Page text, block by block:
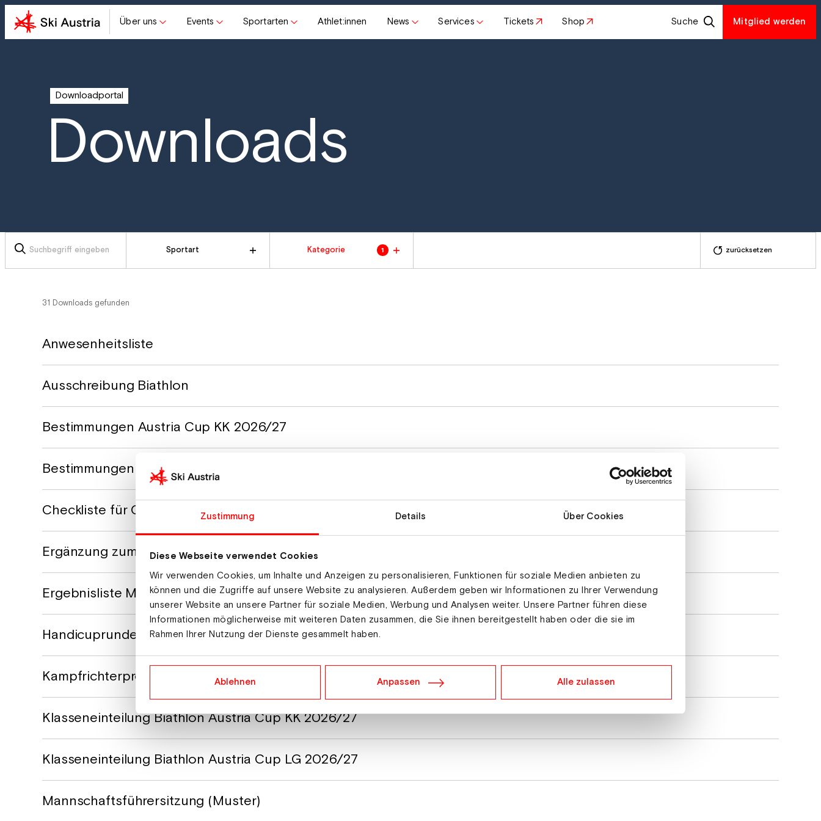
Zustimmung Details Über Cookies
Diese Webseite verwendet Cookies
Wir verwenden Cookies, um Inhalte und Anzeigen zu personalisieren, Funktionen für soziale Medien anbieten zu
können und die Zugriffe auf unsere Website zu analysieren. Außerdem geben wir Informationen zu Ihrer Verwendung
unserer Website an unsere Partner für soziale Medien, Werbung und Analysen weiter. Unsere Partner führen diese
Informationen möglicherweise mit weiteren Daten zusammen, die Sie ihnen bereitgestellt haben oder die sie im
Rahmen Ihrer Nutzung der Dienste gesammelt haben.
Ablehnen Anpassen Alle zulassen
Über uns Events Sportarten Athlet:innen News Services Tickets Shop Suche Mitglied werden
Downloadportal
Downloads
Sportart Kategorie 1 zurücksetzen
31 Downloads gefunden
Anwesenheitsliste
Ausschreibung Biathlon
Bestimmungen Austria Cup KK 2026/27
Bestimmungen Austria Cup LG 2026/27
Checkliste für Chefkampfrichter:innen
Ergänzung zum Veranstaltungsbericht
Ergebnisliste Muster
Handicuprundenprotokoll (alle Bewerbe)
Kampfrichterprotokoll
Klasseneinteilung Biathlon Austria Cup KK 2026/27
Klasseneinteilung Biathlon Austria Cup LG 2026/27
Mannschaftsführersitzung (Muster)